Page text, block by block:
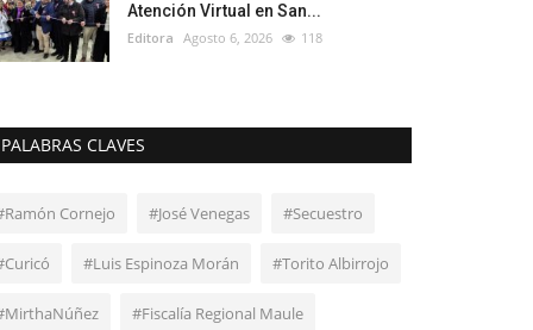
Atención Virtual en San...
Editora Agosto 6, 2026 118
PALABRAS CLAVES
Cornejo #José Venegas #Secuestro
#Luis Espinoza Morán #Torito Albirrojo
#Fiscalía Regional Maule